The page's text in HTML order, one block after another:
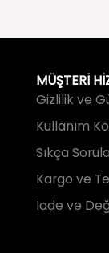
MÜŞTERİ
Gizlilik ve
Kullanım
Sıkça
Kargo ve
İade ve